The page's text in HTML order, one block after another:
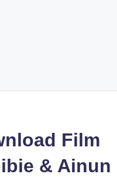
Film
& Ainun